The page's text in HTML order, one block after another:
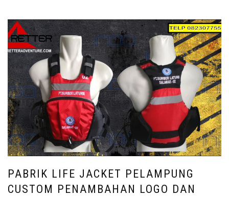
PABRIK LIFE JACKET PELAMPUNG
CUSTOM PENAMBAHAN LOGO DAN